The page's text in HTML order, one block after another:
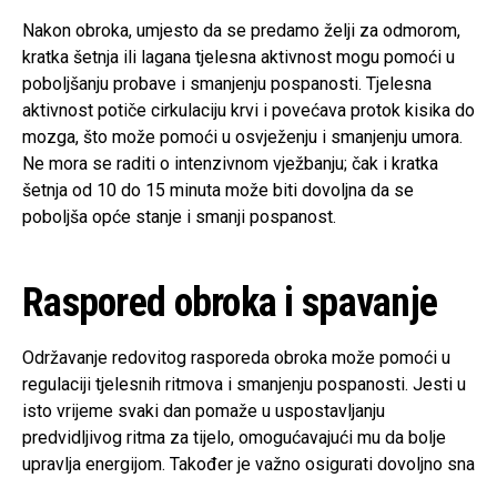
Nakon obroka, umjesto da se predamo želji za odmorom,
kratka šetnja ili lagana tjelesna aktivnost mogu pomoći u
poboljšanju probave i smanjenju pospanosti. Tjelesna
aktivnost potiče cirkulaciju krvi i povećava protok kisika do
mozga, što može pomoći u osvježenju i smanjenju umora.
Ne mora se raditi o intenzivnom vježbanju; čak i kratka
šetnja od 10 do 15 minuta može biti dovoljna da se
poboljša opće stanje i smanji pospanost.
Raspored obroka i spavanje
Održavanje redovitog rasporeda obroka može pomoći u
regulaciji tjelesnih ritmova i smanjenju pospanosti. Jesti u
isto vrijeme svaki dan pomaže u uspostavljanju
predvidljivog ritma za tijelo, omogućavajući mu da bolje
upravlja energijom. Također je važno osigurati dovoljno sna